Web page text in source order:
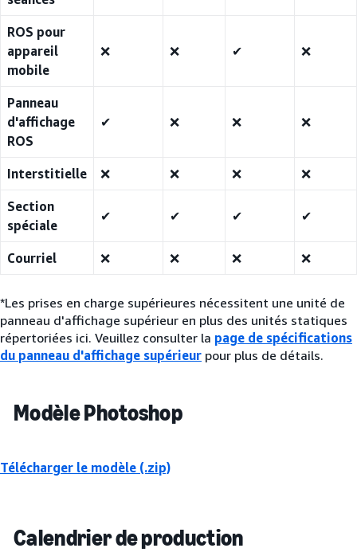
ROS pour
appareil
mobile
❌ ❌ ✔ ❌
Panneau
d'affichage
ROS
✔ ❌ ❌ ❌
Interstitielle ❌ ❌ ❌ ❌
Section
spéciale
✔ ✔ ✔ ✔
Courriel ❌ ❌ ❌ ❌
*Les prises en charge supérieures nécessitent une unité de
panneau d'affichage supérieur en plus des unités statiques
répertoriées ici. Veuillez consulter la page de spécifications
du panneau d'affichage supérieur pour plus de détails.
Modèle Photoshop
Télécharger le modèle (.zip)
Calendrier de production